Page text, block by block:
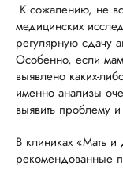
К сожалению, не
медицинских
регулярную сдачу
Особенно, если
выявлено каких-
именно анализы
выявить проблему и
В клиниках «Мать
рекомендованные